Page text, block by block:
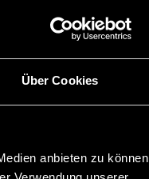
Über Cookies
anbieten zu können